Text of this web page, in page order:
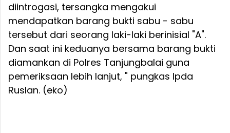
diintrogasi, tersangka mengakui
mendapatkan barang bukti sabu - sabu
tersebut dari seorang laki-laki berinisial "A".
Dan saat ini keduanya bersama barang bukti
diamankan di Polres Tanjungbalai guna
pemeriksaan lebih lanjut, " pungkas Ipda
Ruslan. (eko)